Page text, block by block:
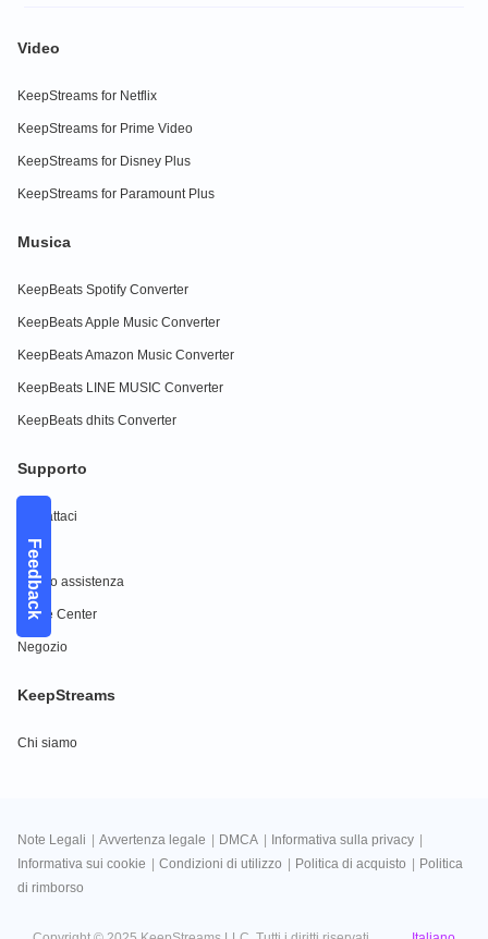
Feedback
Video
KeepStreams for Netflix
KeepStreams for Prime Video
KeepStreams for Disney Plus
KeepStreams for Paramount Plus
Musica
KeepBeats Spotify Converter
KeepBeats Apple Music Converter
KeepBeats Amazon Music Converter
KeepBeats LINE MUSIC Converter
KeepBeats dhits Converter
Supporto
Contattaci
FAQs
Centro assistenza
Guide Center
Negozio
KeepStreams
Chi siamo
Note Legali Avvertenza legale DMCA Informativa sulla privacy
Informativa sui cookie
Condizioni di utilizzo Politica di acquisto
Politica
di rimborso